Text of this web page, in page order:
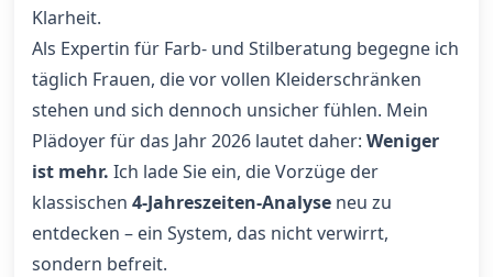
Klarheit.
Als Expertin für Farb- und Stilberatung begegne ich
täglich Frauen, die vor vollen Kleiderschränken
stehen und sich dennoch unsicher fühlen. Mein
Plädoyer für das Jahr 2026 lautet daher: Weniger
ist mehr. Ich lade Sie ein, die Vorzüge der
klassischen 4-Jahreszeiten-Analyse neu zu
entdecken – ein System, das nicht verwirrt,
sondern befreit.